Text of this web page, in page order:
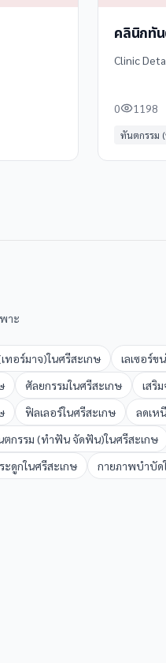
คลินิกทั
Clinic
0 1198
ทันตกรรม
าะ
ทอร์มาจ)ในศรีสะเกษ เลเซอร์ขน
ศัลยกรรมในศรีสะเกษ เสริ
ฟิลเลอร์ในศรีสะเกษ ลดเห
ตกรรม (ทำฟัน จัดฟัน)ในศรีสะเกษ
ะดูกในศรีสะเกษ กายภาพบำบัด